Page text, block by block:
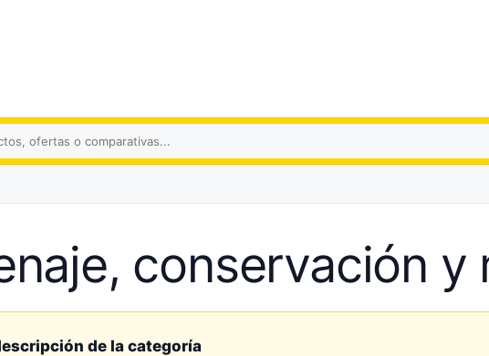
conservación y
de la categoría